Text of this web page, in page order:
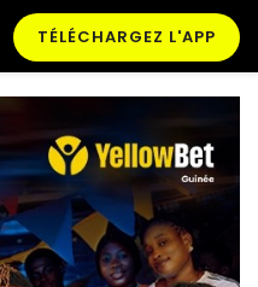
TÉLÉCHARGEZ L'APP